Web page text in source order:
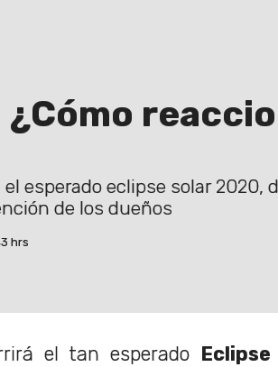
esperado eclipse solar 2020,
de los dueños
hrs
el tan esperado